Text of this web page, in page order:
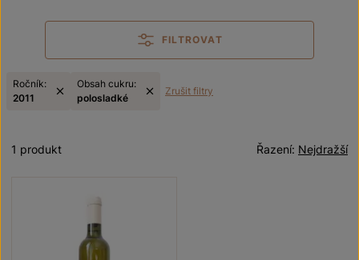
FILTROVAT
Ročník:
2011
Obsah cukru:
polosladké
Zrušit filtry
Nejdražší
Řazení:
1 produkt